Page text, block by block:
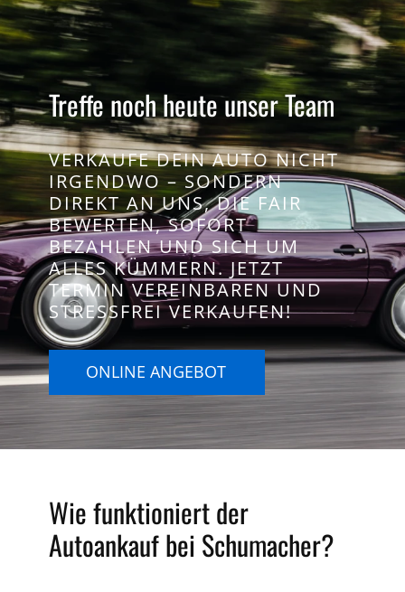
Treffe noch heute unser Team
VERKAUFE DEIN AUTO NICHT
IRGENDWO – SONDERN
DIREKT AN UNS, DIE FAIR
BEWERTEN, SOFORT
BEZAHLEN UND SICH UM
ALLES KÜMMERN. JETZT
TERMIN VEREINBAREN UND
STRESSFREI VERKAUFEN!
ONLINE ANGEBOT
Wie funktioniert der
Autoankauf bei Schumacher?